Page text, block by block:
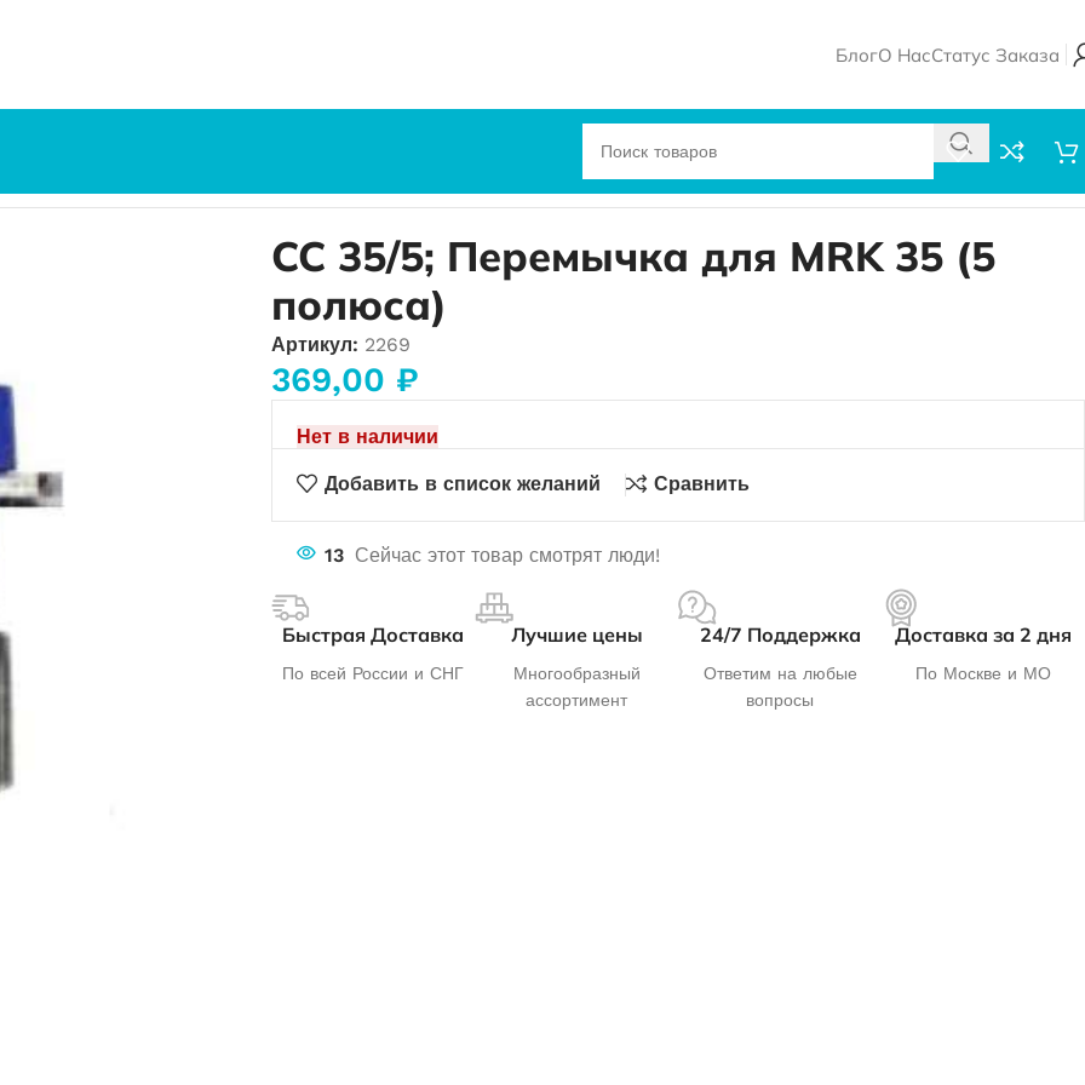
БлогО НасСтатус Заказа
CC 35/5; Перемычка для MRK 35 (5
полюса)
Артикул: 2269
369,00 ₽
Нет в наличии
Добавить в список желаний Сравнить
13 Сейчас этот товар смотрят люди!
Быстрая Доставка
По всей России и СНГ
Лучшие цены
Многообразный
ассортимент
24/7 Поддержка
Ответим на любые
вопросы
Доставка за 2 дня
По Москве и МО